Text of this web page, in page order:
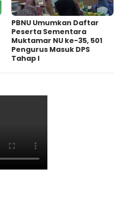
PBNU Umumkan Daftar
Peserta Sementara
Muktamar NU ke-35, 501
Pengurus Masuk DPS
Tahap I